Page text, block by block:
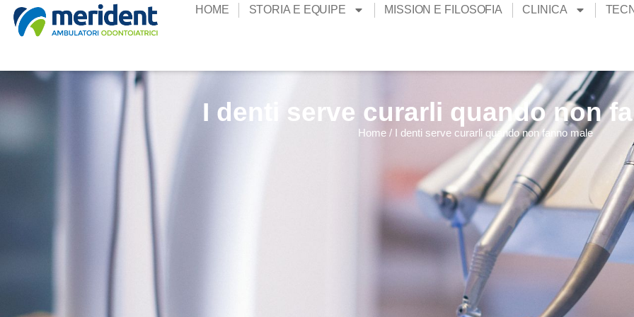
HOME STORIA E EQUIPE MISSION E FILOSOFIA CLINICA
I denti serve curarli quando non
Home / I denti serve curarli quando non fanno male